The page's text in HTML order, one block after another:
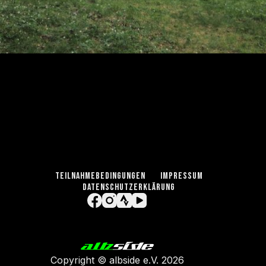
TEILNAHMEBEDINGUNGEN
IMPRESSUM
DATENSCHUTZERKLÄRUNG
Copyright © albside e.V. 2026